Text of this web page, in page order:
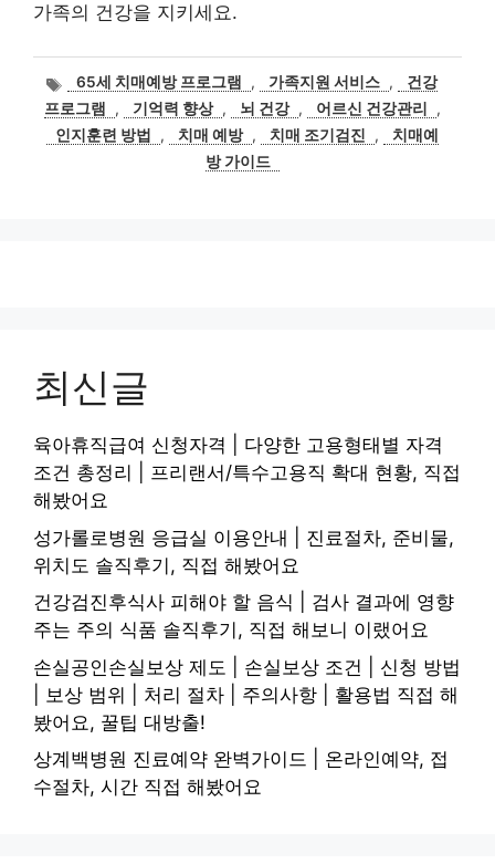
가족의 건강을 지키세요.
태
그
65세 치매예방 프로그램 , 가족지원 서비스 ,
건강
프로그램
, 기억력 향상 , 뇌 건강 , 어르신 건강관리
,
인지훈련 방법
, 치매 예방 , 치매 조기검진 ,
치매예
방 가이드
최신글
육아휴직급여 신청자격 | 다양한 고용형태별 자격
조건 총정리 | 프리랜서/특수고용직 확대 현황, 직접
해봤어요
성가롤로병원 응급실 이용안내 | 진료절차, 준비물,
위치도 솔직후기, 직접 해봤어요
건강검진후식사 피해야 할 음식 | 검사 결과에 영향
주는 주의 식품 솔직후기, 직접 해보니 이랬어요
손실공인손실보상 제도 | 손실보상 조건 | 신청 방법
| 보상 범위 | 처리 절차 | 주의사항 | 활용법 직접 해
봤어요, 꿀팁 대방출!
상계백병원 진료예약 완벽가이드 | 온라인예약, 접
수절차, 시간 직접 해봤어요